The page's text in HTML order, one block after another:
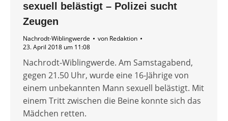
sexuell belästigt – Polizei sucht
Zeugen
Nachrodt-Wiblingwerde von Redaktion
23. April 2018 um 11:08
Nachrodt-Wiblingwerde. Am Samstagabend,
gegen 21.50 Uhr, wurde eine 16-Jährige von
einem unbekannten Mann sexuell belästigt. Mit
einem Tritt zwischen die Beine konnte sich das
Mädchen retten.